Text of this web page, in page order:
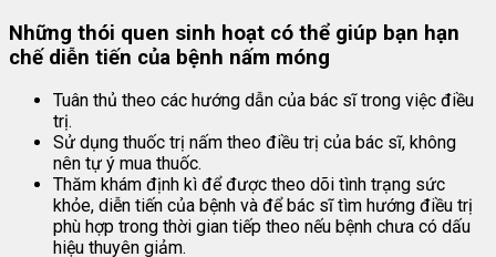
Những thói quen sinh hoạt có thể giúp bạn hạn
chế diễn tiến của bệnh nấm móng
Tuân thủ theo các hướng dẫn của bác sĩ trong việc điều
trị.
Sử dụng thuốc trị nấm theo điều trị của bác sĩ, không
nên tự ý mua thuốc.
Thăm khám định kì để được theo dõi tình trạng sức
khỏe, diễn tiến của bệnh và để bác sĩ tìm hướng điều trị
phù hợp trong thời gian tiếp theo nếu bệnh chưa có dấu
hiệu thuyên giảm.